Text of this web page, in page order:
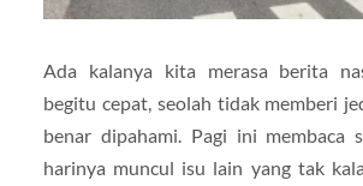
Ada kalanya kita merasa berita
begitu cepat, seolah tidak memberi
benar dipahami. Pagi ini membaca
harinya muncul isu lain yang tak